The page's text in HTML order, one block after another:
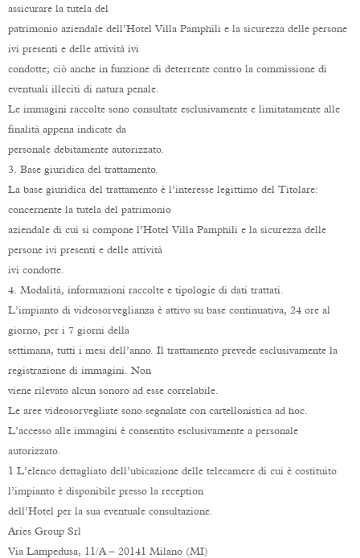
assicurare la tutela del
patrimonio aziendale dell’Hotel Villa Pamphili e la sicurezza delle persone
ivi presenti e delle attività ivi
condotte; ciò anche in funzione di deterrente contro la commissione di
eventuali illeciti di natura penale.
Le immagini raccolte sono consultate esclusivamente e limitatamente alle
finalità appena indicate da
personale debitamente autorizzato.
3. Base giuridica del trattamento.
La base giuridica del trattamento è l’interesse legittimo del Titolare:
concernente la tutela del patrimonio
aziendale di cui si compone l’Hotel Villa Pamphili e la sicurezza delle
persone ivi presenti e delle attività
ivi condotte.
4. Modalità, informazioni raccolte e tipologie di dati trattati.
L’impianto di videosorveglianza è attivo su base continuativa, 24 ore al
giorno, per i 7 giorni della
settimana, tutti i mesi dell’anno. Il trattamento prevede esclusivamente la
registrazione di immagini. Non
viene rilevato alcun sonoro ad esse correlabile.
Le aree videosorvegliate sono segnalate con cartellonistica ad hoc.
L’accesso alle immagini è consentito esclusivamente a personale
autorizzato.
1 L’elenco dettagliato dell’ubicazione delle telecamere di cui è costituito
l’impianto è disponibile presso la reception
dell’Hotel per la sua eventuale consultazione.
Aries Group Srl
Via Lampedusa, 11/A – 20141 Milano (MI)